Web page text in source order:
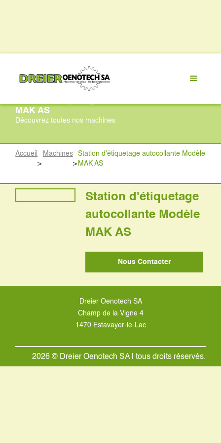
MAK AS
Découvrez toutes nos machines
Accueil
>
Machines
>
Station d'étiquetage autocollante Modèle
MAK AS
Station d'étiquetage
autocollante Modèle
MAK AS
Nous Contacter
Dreier Oenotech SA
Champ de la Vigne 4
1470 Estavayer-le-Lac
2026 © Dreier Oenotech SA | tous droits réservés.